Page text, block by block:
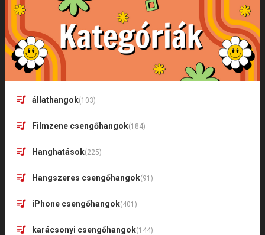
állathangok(103)
Filmzene csengőhangok(184)
Hanghatások(225)
Hangszeres csengőhangok(91)
iPhone csengőhangok(401)
karácsonyi csengőhangok(144)